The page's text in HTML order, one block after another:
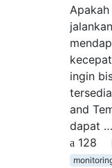
ingin
and
dapat …
128